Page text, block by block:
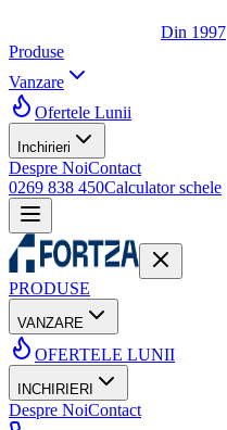
Din 1997
Produse
Vanzare
Ofertele Lunii
Inchirieri
Despre NoiContact
0269 838 450Calculator schele
PRODUSE
VANZARE
OFERTELE LUNII
INCHIRIERI
Despre NoiContact